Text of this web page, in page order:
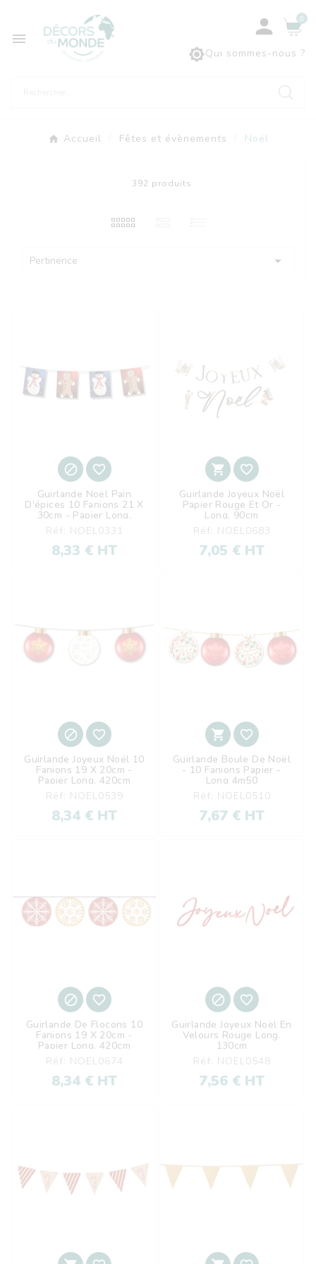

Qui sommes-nous ?
 0
Accueil Fêtes et évènements Noël
392 produits
Pertinence 
 
Guirlande Noël Pain
D'épices 10 Fanions 21 X
30cm - Papier Long.
420cm
Réf: NOEL0331
8,33 € HT
 
Guirlande Joyeux Noël
Papier Rouge Et Or -
Long. 90cm
Réf: NOEL0683
7,05 € HT
 
Guirlande Joyeux Noël 10
Fanions 19 X 20cm -
Papier Long. 420cm
Réf: NOEL0539
8,34 € HT
 
Guirlande Boule De Noël
- 10 Fanions Papier -
Long 4m50
Réf: NOEL0510
7,67 € HT
 
Guirlande De Flocons 10
Fanions 19 X 20cm -
Papier Long. 420cm
Réf: NOEL0674
8,34 € HT
 
Guirlande Joyeux Noël En
Velours Rouge Long.
130cm
Réf: NOEL0548
7,56 € HT